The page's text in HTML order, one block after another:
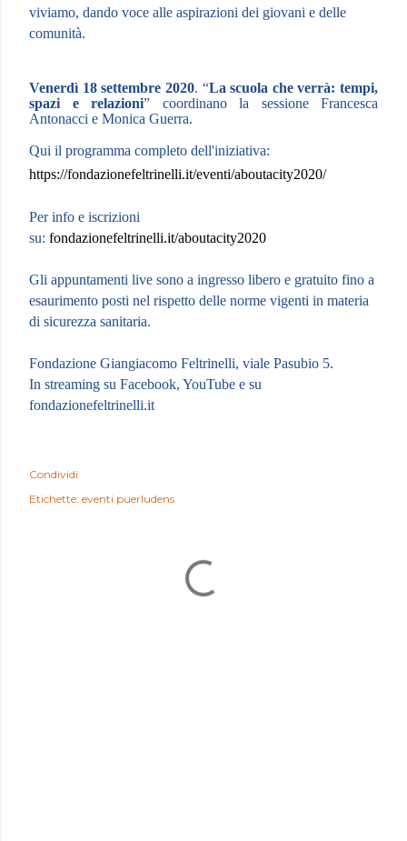
viviamo, dando voce alle aspirazioni dei giovani e delle
comunità.
Venerdì 18 settembre 2020. “La scuola che verrà: tempi,
spazi e relazioni” coordinano la sessione Francesca
Antonacci e Monica Guerra.
Qui il programma completo dell'iniziativa:
https://fondazionefeltrinelli.it/eventi/aboutacity2020/
Per info e iscrizioni
su: fondazionefeltrinelli.it/aboutacity2020
Gli appuntamenti live sono a ingresso libero e gratuito fino a
esaurimento posti nel rispetto delle norme vigenti in materia
di sicurezza sanitaria.
Fondazione Giangiacomo Feltrinelli, viale Pasubio 5.
In streaming su Facebook, YouTube e su
fondazionefeltrinelli.it
Condividi
Etichette: eventi puerludens